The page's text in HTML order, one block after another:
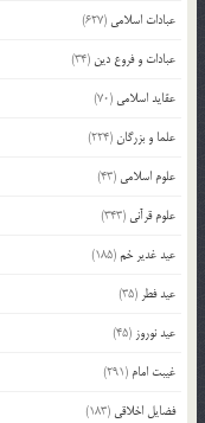
عبادات اسلامی (627)
عبادات و فروع دین (34)
عقاید اسلامی (70)
علما و بزرگان(224)
علوم اسلامی (43)
علوم قرآنی (343)
عید غدیر خم(185)
عید فطر (35)
عید نوروز (45)
غیبت امام (291)
فضایل اخلاقی (183)